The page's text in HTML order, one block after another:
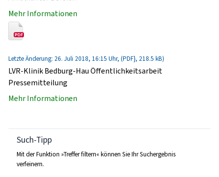
Mehr Informationen
Letzte Änderung: 26. Juli 2018, 16:15 Uhr, (PDF}, 218.5 kB)
LVR-Klinik Bedburg-Hau Öffentlichkeitsarbeit
Pressemitteilung
Mehr Informationen
Such-Tipp
Mit der Funktion »Treffer filtern« können Sie Ihr Suchergebnis
verfeinern.